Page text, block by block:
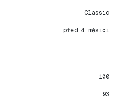
Classic
před 4 měsíci
100
93